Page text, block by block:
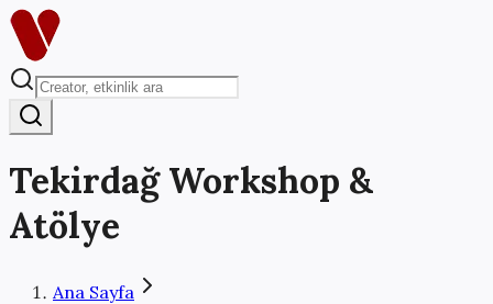
Tekirdağ Workshop &
Atölye
Ana Sayfa